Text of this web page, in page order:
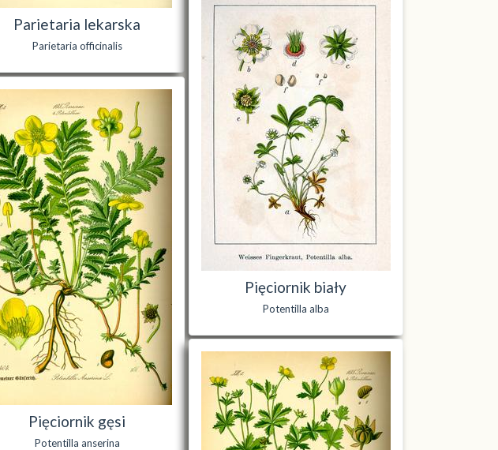
Parietaria lekarska
Parietaria officinalis
Pięciornik biały
Potentilla alba
Pięciornik gęsi
Potentilla anserina